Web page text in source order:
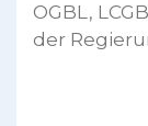
OGBL,
der